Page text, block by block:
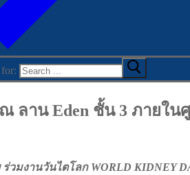
for:
าน Eden ชั้น 3 ภายใน
มงานวันไตโลก WORLD KIDNEY